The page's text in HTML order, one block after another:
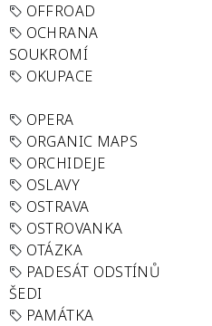
OFFROAD
OCHRANA
SOUKROMÍ
OKUPACE
OPERA
ORGANIC MAPS
ORCHIDEJE
OSLAVY
OSTRAVA
OSTROVANKA
OTÁZKA
PADESÁT ODSTÍNŮ
ŠEDI
PAMÁTKA